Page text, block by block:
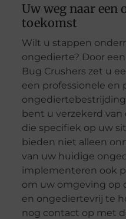
Uw weg naar een
toekomst
Wilt u stappen
ongedierte? Door
Bug Crushers zet u
een professionele en
bent u verzekerd van
die specifiek op uw
bieden niet alleen
van uw huidige
implementeren ook
om uw omgeving op
en ongediertevrij te
nog contact op met